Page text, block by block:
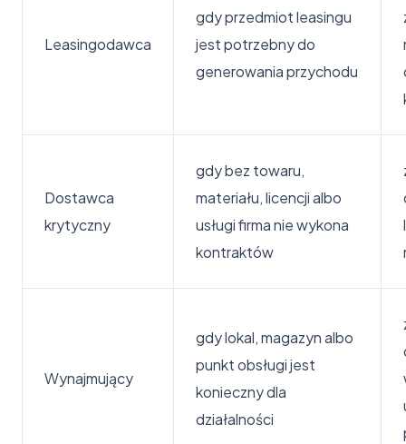
Leasingodawca
gdy przedmiot leasingu
jest potrzebny do
generowania przychodu
Dostawca
krytyczny
gdy bez towaru,
materiału, licencji albo
usługi firma nie wykona
kontraktów
Wynajmujący
gdy lokal, magazyn albo
punkt obsługi jest
konieczny dla
działalności